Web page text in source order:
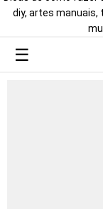
diy, artes manuais,